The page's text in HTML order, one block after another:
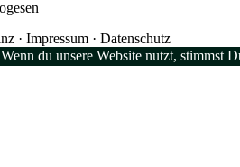
· Impressum · Datenschutz
du unsere Website nutzt,